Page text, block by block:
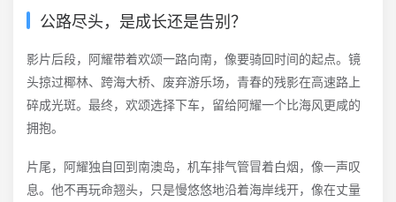
公路尽头，是成长还是告别？
影片后段，阿耀带着欢颂一路向南，像要骑回时间的起点。镜
头掠过椰林、跨海大桥、废弃游乐场，青春的残影在高速路上
碎成光斑。最终，欢颂选择下车，留给阿耀一个比海风更咸的
拥抱。
片尾，阿耀独自回到南澳岛，机车排气管冒着白烟，像一声叹
息。他不再玩命翘头，只是慢悠悠地沿着海岸线开，像在丈量